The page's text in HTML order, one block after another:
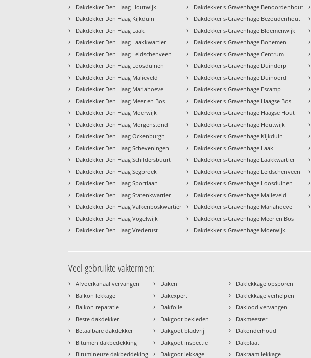
› Dakdekker Den Haag Houtwijk
› Dakdekker Den Haag Kijkduin
› Dakdekker Den Haag Laak
› Dakdekker Den Haag Laakkwartier
› Dakdekker Den Haag Leidschenveen
› Dakdekker Den Haag Loosduinen
› Dakdekker Den Haag Malieveld
› Dakdekker Den Haag Mariahoeve
› Dakdekker Den Haag Meer en Bos
› Dakdekker Den Haag Moerwijk
› Dakdekker Den Haag Morgenstond
› Dakdekker Den Haag Ockenburgh
› Dakdekker Den Haag Scheveningen
› Dakdekker Den Haag Schildersbuurt
› Dakdekker Den Haag Segbroek
› Dakdekker Den Haag Sportlaan
› Dakdekker Den Haag Statenkwartier
› Dakdekker Den Haag Valkenboskwartier
› Dakdekker Den Haag Vogelwijk
› Dakdekker Den Haag Vrederust
› Dakdekker s-Gravenhage Benoordenhout
› Dakdekker s-Gravenhage Bezoudenhout
› Dakdekker s-Gravenhage Bloemenwijk
› Dakdekker s-Gravenhage Bohemen
› Dakdekker s-Gravenhage Centrum
› Dakdekker s-Gravenhage Duindorp
› Dakdekker s-Gravenhage Duinoord
› Dakdekker s-Gravenhage Escamp
› Dakdekker s-Gravenhage Haagse Bos
› Dakdekker s-Gravenhage Haagse Hout
› Dakdekker s-Gravenhage Houtwijk
› Dakdekker s-Gravenhage Kijkduin
› Dakdekker s-Gravenhage Laak
› Dakdekker s-Gravenhage Laakkwartier
› Dakdekker s-Gravenhage Leidschenveen
› Dakdekker s-Gravenhage Loosduinen
› Dakdekker s-Gravenhage Malieveld
› Dakdekker s-Gravenhage Mariahoeve
› Dakdekker s-Gravenhage Meer en Bos
› Dakdekker s-Gravenhage Moerwijk
›
›
›
›
›
›
›
›
›
›
›
›
›
›
›
›
›
›
Veel gebruikte vaktermen:
› Afvoerkanaal vervangen
› Balkon lekkage
› Balkon reparatie
› Beste dakdekker
› Betaalbare dakdekker
› Bitumen dakbedekking
› Bitumineuze dakbeddeking
› Daken
› Dakexpert
› Dakfolie
› Dakgoot bekleden
› Dakgoot bladvrij
› Dakgoot inspectie
› Dakgoot lekkage
› Daklekkage opsporen
› Daklekkage verhelpen
› Daklood vervangen
› Dakmeester
› Dakonderhoud
› Dakplaat
› Dakraam lekkage